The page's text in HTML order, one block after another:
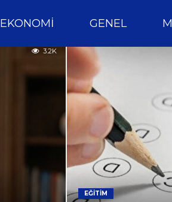
EKONOMI GENEL
3.2K
EĞITIM